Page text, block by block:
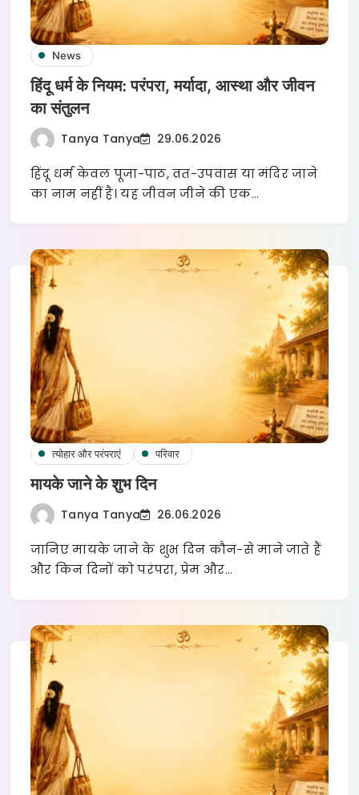
News
हिंदू धर्म के नियम: परंपरा, मर्यादा, आस्था और जीवन
का संतुलन
Tanya Tanya 29.06.2026
हिंदू धर्म केवल पूजा-पाठ, व्रत-उपवास या मंदिर जाने
का नाम नहीं है। यह जीवन जीने की एक…
त्योहार और परंपराएं परिवार
मायके जाने के शुभ दिन
Tanya Tanya 26.06.2026
जानिए मायके जाने के शुभ दिन कौन-से माने जाते हैं
और किन दिनों को परंपरा, प्रेम और…